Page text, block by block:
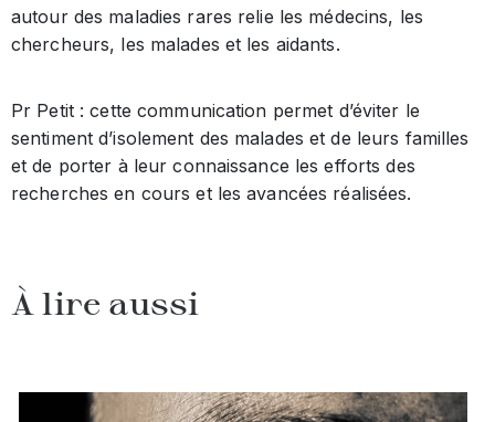
autour des maladies rares relie les médecins, les
chercheurs, les malades et les aidants.
Pr Petit : cette communication permet d’éviter le
sentiment d’isolement des malades et de leurs familles
et de porter à leur connaissance les efforts des
recherches en cours et les avancées réalisées.
À lire aussi